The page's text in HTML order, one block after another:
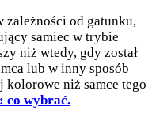
od gatunku,
samiec w trybie
niż wtedy, gdy został
lub w inny sposób
kolorowe niż samce tego
co wybrać.